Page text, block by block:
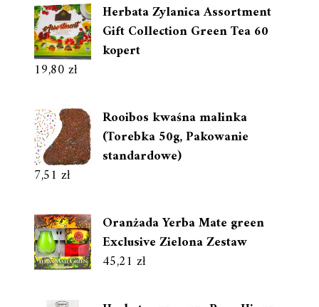
Herbata Zylanica Assortment
Gift Collection Green Tea 60
kopert
19,80zł
Rooibos kwaśna malinka
(Torebka 50g, Pakowanie
standardowe)
7,51 zł
Oranżada Yerba Mate green
Exclusive Zielona Zestaw
45,21 zł